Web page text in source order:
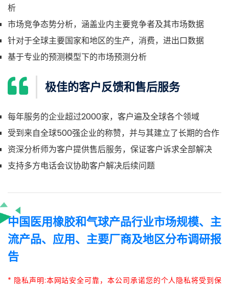
析
市场竞争态势分析，涵盖业内主要竞争者及其市场数据
针对于全球主要国家和地区的生产，消费，进出口数据
基于专业的预测模型下的市场预测分析
极佳的客户反馈和售后服务
每年服务的企业超过2000家，客户遍及全球各个领域
受到来自全球500强企业的称赞，并与其建立了长期的合作
资深分析师为客户提供售后服务，保证客户诉求全部解决
支持多方电话会议协助客户解决后续问题
中国医用橡胶和气球产品行业市场规模、主
流产品、应用、主要厂商及地区分布调研报
告
* 隐私声明:本网站安全可靠，本公司承诺您的个人隐私将受到保